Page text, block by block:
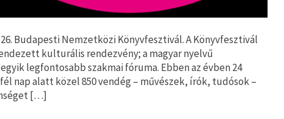
Budapesti Nemzetközi Könyvfesztivál. A Könyvfesztivál
kulturális rendezvény; a magyar nyelvű
legfontosabb szakmai fóruma. Ebben az évben 24
nap alatt közel 850 vendég – művészek, írók, tudósok –
[…]